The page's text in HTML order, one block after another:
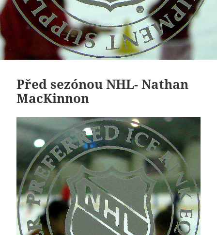
Před sezónou NHL- Nathan
MacKinnon